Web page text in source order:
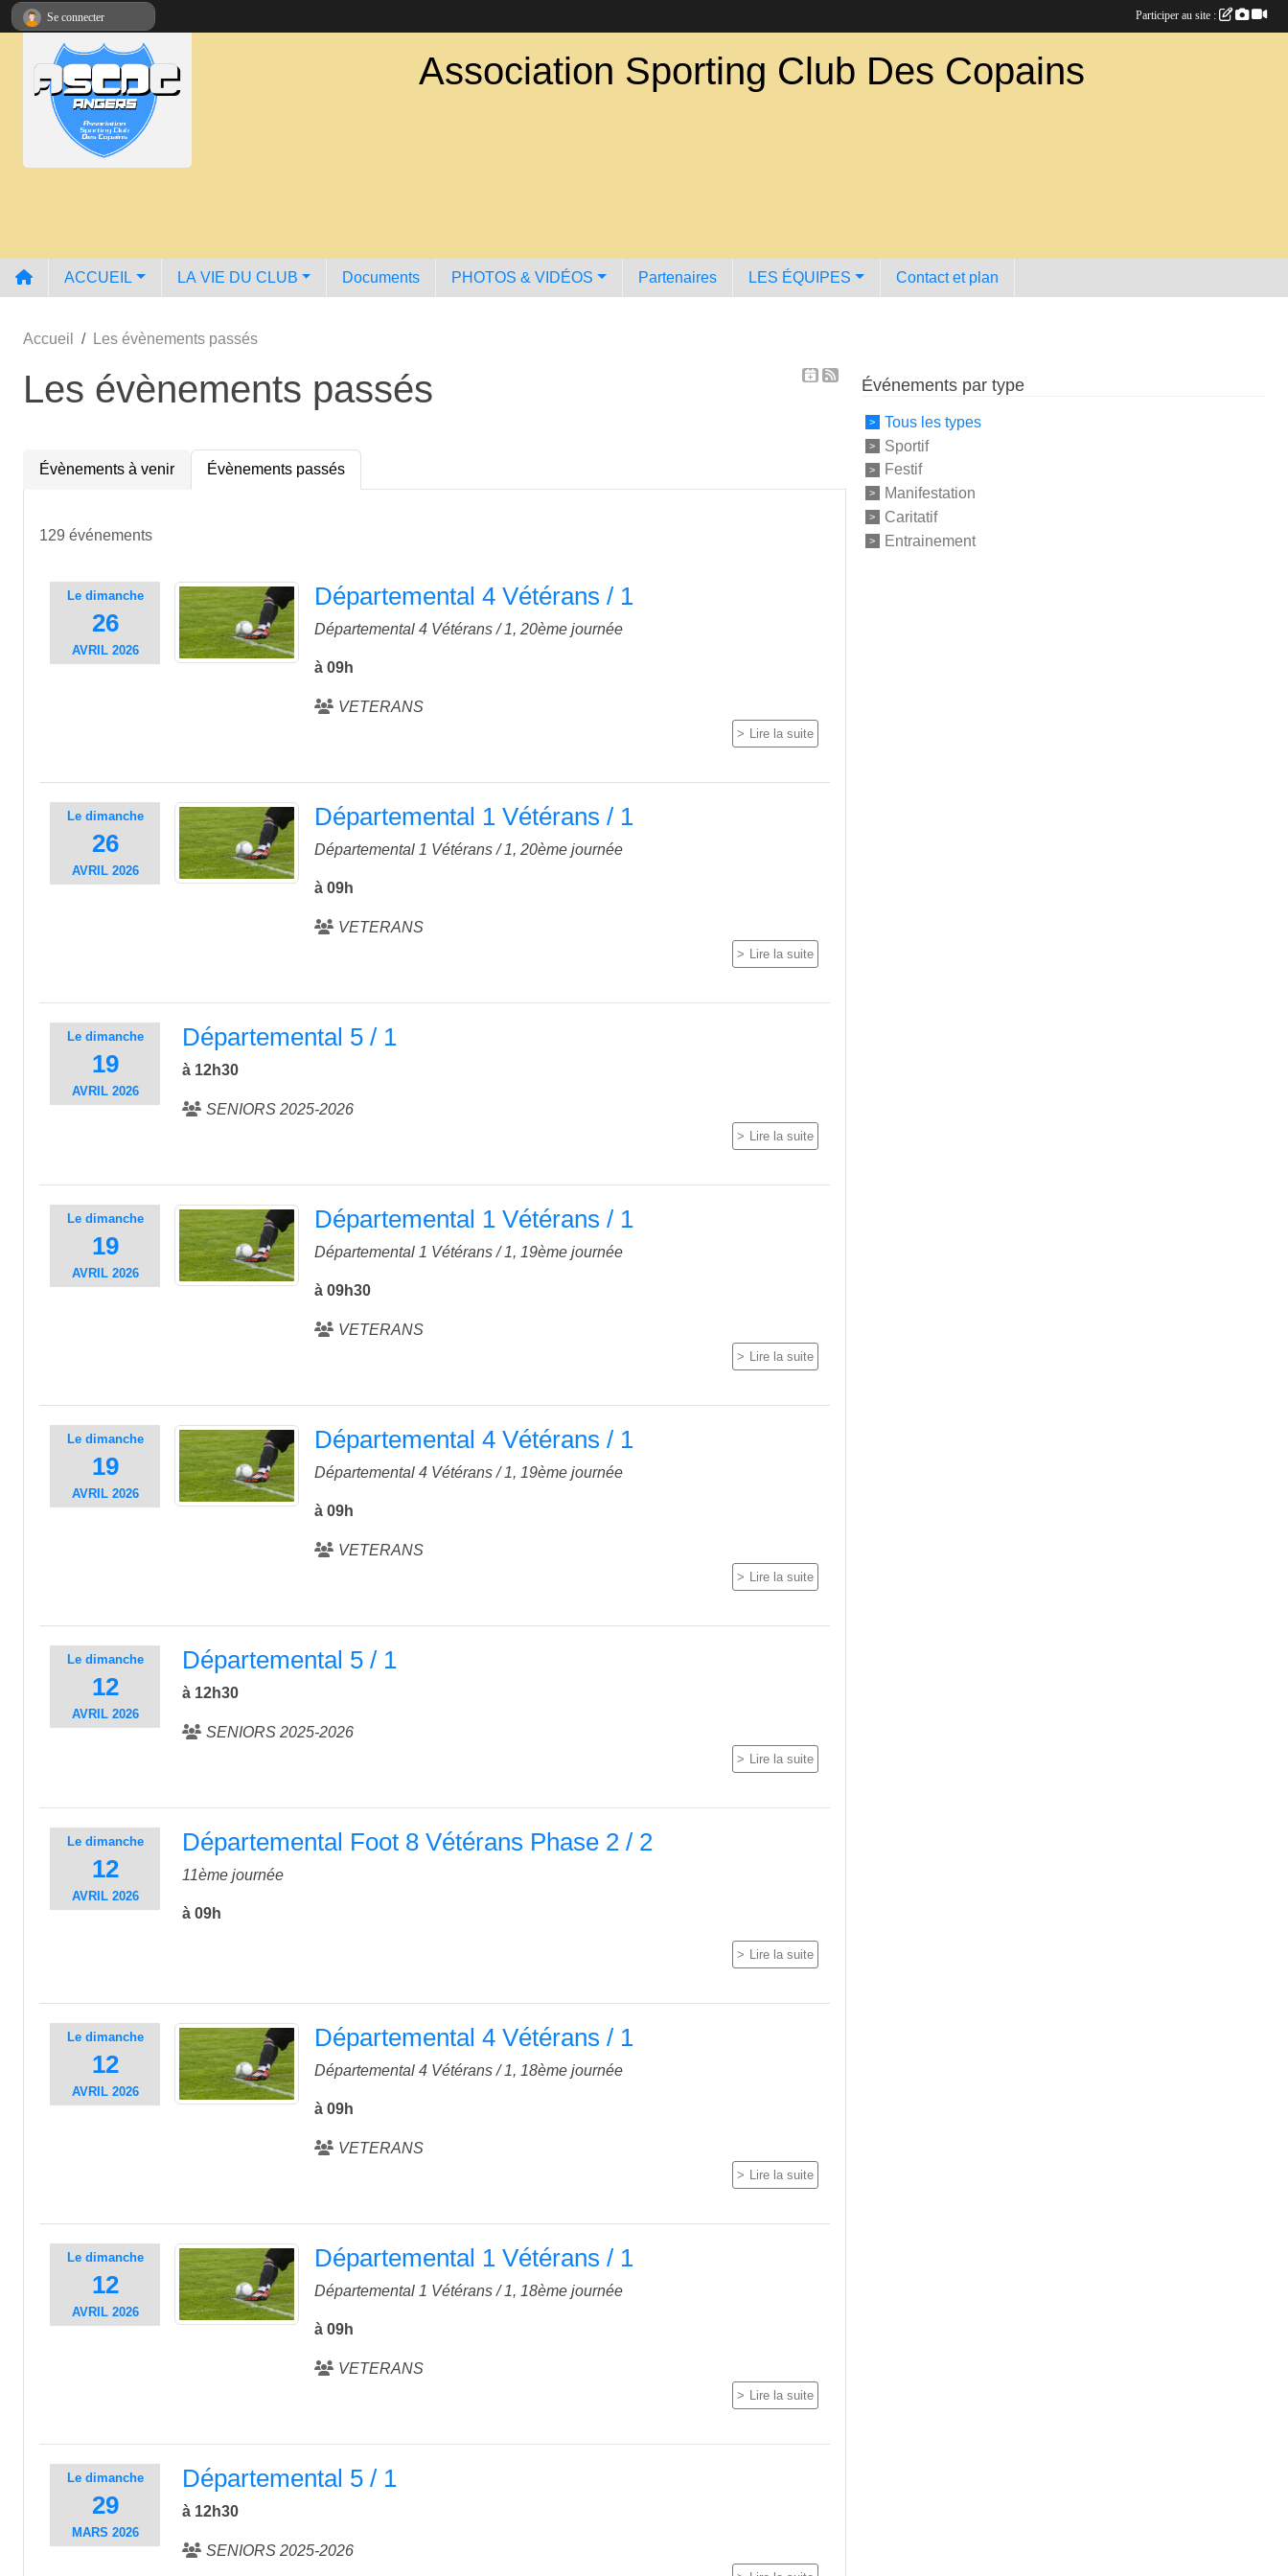
Association Sporting Club Des Copains
ACCUEIL LA VIE DU CLUB Documents PHOTOS & VIDÉOS Partenaires LES ÉQUIPES Contact et plan
Accueil Les évènements passés
Les évènements passés
Évènements à venir Évènements passés
129 événements
Le dimanche
26
AVRIL 2026
Départemental 4 Vétérans / 1
Départemental 4 Vétérans / 1, 20ème journée
à 09h
VETERANS
Lire la suite
Le dimanche
26
AVRIL 2026
Départemental 1 Vétérans / 1
Départemental 1 Vétérans / 1, 20ème journée
à 09h
VETERANS
Lire la suite
Le dimanche
19
AVRIL 2026
Départemental 5 / 1
à 12h30
SENIORS 2025-2026
Lire la suite
Le dimanche
19
AVRIL 2026
Départemental 1 Vétérans / 1
Départemental 1 Vétérans / 1, 19ème journée
à 09h30
VETERANS
Lire la suite
Le dimanche
19
AVRIL 2026
Départemental 4 Vétérans / 1
Départemental 4 Vétérans / 1, 19ème journée
à 09h
VETERANS
Lire la suite
Le dimanche
12
AVRIL 2026
Départemental 5 / 1
à 12h30
SENIORS 2025-2026
Lire la suite
Le dimanche
12
AVRIL 2026
Départemental Foot 8 Vétérans Phase 2 / 2
11ème journée
à 09h
Lire la suite
Le dimanche
12
AVRIL 2026
Départemental 4 Vétérans / 1
Départemental 4 Vétérans / 1, 18ème journée
à 09h
VETERANS
Lire la suite
Le dimanche
12
AVRIL 2026
Départemental 1 Vétérans / 1
Départemental 1 Vétérans / 1, 18ème journée
à 09h
VETERANS
Lire la suite
Le dimanche
29
MARS 2026
Départemental 5 / 1
à 12h30
SENIORS 2025-2026
Événements par type
Tous les types
Sportif
Festif
Manifestation
Caritatif
Entrainement
Se connecter Participer au site :
Panneau de gestion des cookies